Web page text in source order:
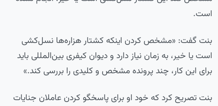
است.
بنت گفت: «مشخص کردن اینکه کشتار هزاره‌ها نسل‌کشی
است یا خیر، به زمان نیاز دارد و دیوان کیفری بین‌المللی باید
برای این کار، چند پرونده مشخص و کلیدی را بررسی کند.»
بنت تصریح کرد که خود او برای پاسخگو کردن عاملان جنایات